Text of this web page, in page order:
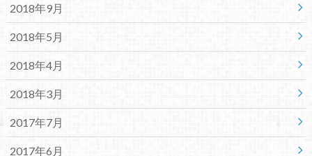
2018年9月
2018年5月
2018年4月
2018年3月
2017年7月
2017年6月